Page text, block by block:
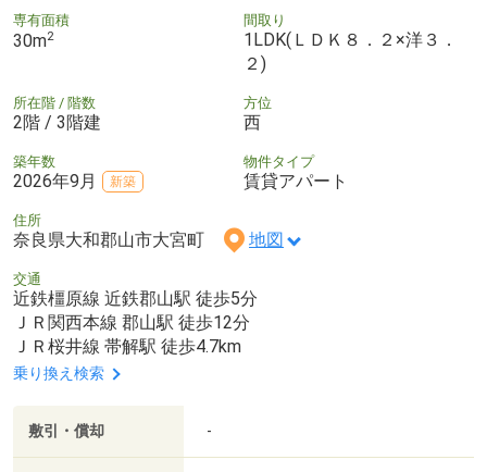
専有面積
30m2
間取り
1LDK(ＬＤＫ８．２×洋３．
２)
所在階 / 階数
2階 / 3階建
方位
西
築年数
2026年9月 新築
物件タイプ
賃貸アパート
住所
奈良県大和郡山市大宮町 地図
交通
近鉄橿原線 近鉄郡山駅 徒歩5分
ＪＲ関西本線 郡山駅 徒歩12分
ＪＲ桜井線 帯解駅 徒歩4.7km
乗り換え検索
敷引・償却 -